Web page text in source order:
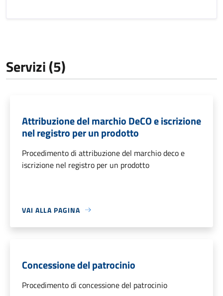
Servizi (5)
Attribuzione del marchio DeCO e iscrizione
nel registro per un prodotto
Procedimento di attribuzione del marchio deco e
iscrizione nel registro per un prodotto
VAI ALLA PAGINA
Concessione del patrocinio
Procedimento di concessione del patrocinio